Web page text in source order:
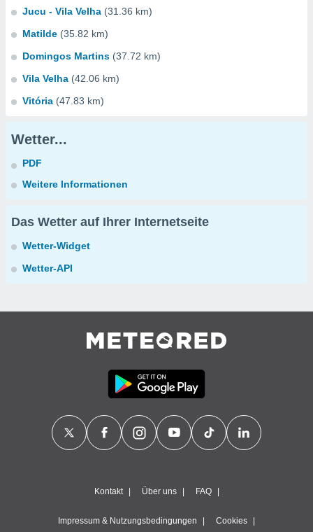
Jucu - Vila Velha (31.36 km)
Matilde (35.82 km)
Domingos Martins (37.72 km)
Vila Velha (42.06 km)
Vitória (47.83 km)
Wetter...
PDF
Weitere Informationen
Das Wetter auf Ihrer Internetseite
Wetter-Widget
Wetter-API
Kontakt Über uns FAQ
Impressum & Nutzungsbedingungen Cookies